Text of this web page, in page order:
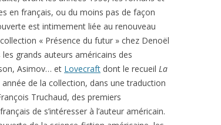
en français, ou du moins pas de façon
est intimement liée au renouveau
« Présence du futur » chez Denoël
grands auteurs américains des
Asimov… et Lovecraft dont le recueil La
de la collection, dans une traduction
Truchaud, des premiers
de s’intéresser à l’auteur américain.